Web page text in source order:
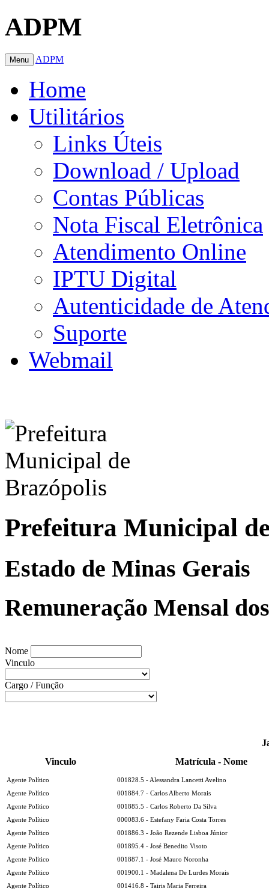
ADPM
Menu ADPM
Home
Utilitários
Links Úteis
Download / Upload
Contas Públicas
Nota Fiscal Eletrônica
Atendimento Online
IPTU Digital
Autenticidade de
Suporte
Webmail
Prefeitura Municipal
Estado de Minas Gerais
Remuneração Mensal
Nome
Vinculo
Cargo / Função
Vinculo
Matrícula - Nome
Agente Político
001828.5 - Alessandra Lancetti Avelino
Agente Político
001884.7 - Carlos Alberto Morais
Agente Político
001885.5 - Carlos Roberto Da Silva
Agente Político
000083.6 - Estefany Faria Costa Torres
Agente Político
001886.3 - João Rezende Lisboa Júnior
Agente Político
001895.4 - José Benedito Visoto
Agente Político
001887.1 - José Mauro Noronha
Agente Político
001900.1 - Madalena De Lurdes Morais
Agente Político
001416.8 - Tairis Maria Ferreira